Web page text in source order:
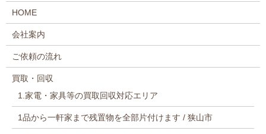
HOME
会社案内
ご依頼の流れ
買取・回収
1.家電・家具等の買取回収対応エリア
1品から一軒家まで残置物を全部片付けます / 狭山市